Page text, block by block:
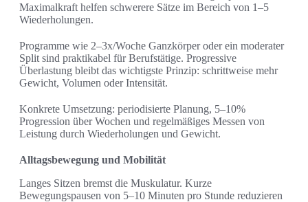
Maximalkraft helfen schwerere Sätze im Bereich von 1–5
Wiederholungen.
Programme wie 2–3x/Woche Ganzkörper oder ein moderater
Split sind praktikabel für Berufstätige. Progressive
Überlastung bleibt das wichtigste Prinzip: schrittweise mehr
Gewicht, Volumen oder Intensität.
Konkrete Umsetzung: periodisierte Planung, 5–10%
Progression über Wochen und regelmäßiges Messen von
Leistung durch Wiederholungen und Gewicht.
Alltagsbewegung und Mobilität
Langes Sitzen bremst die Muskulatur. Kurze
Bewegungspausen von 5–10 Minuten pro Stunde reduzieren